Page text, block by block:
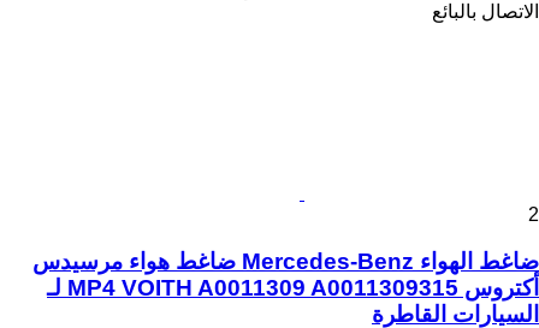
الاتصال بالبائع
2
ضاغط الهواء Mercedes-Benz ضاغط هواء مرسيدس
أكتروس MP4 VOITH A0011309 A0011309315 لـ
السيارات القاطرة